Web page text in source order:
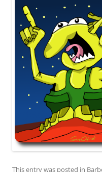
This entry was posted in